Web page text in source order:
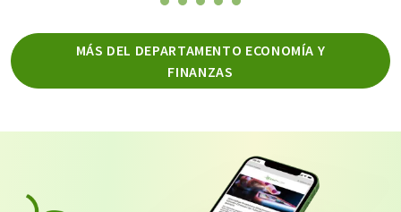
MÁS DEL DEPARTAMENTO ECONOMÍA Y
FINANZAS